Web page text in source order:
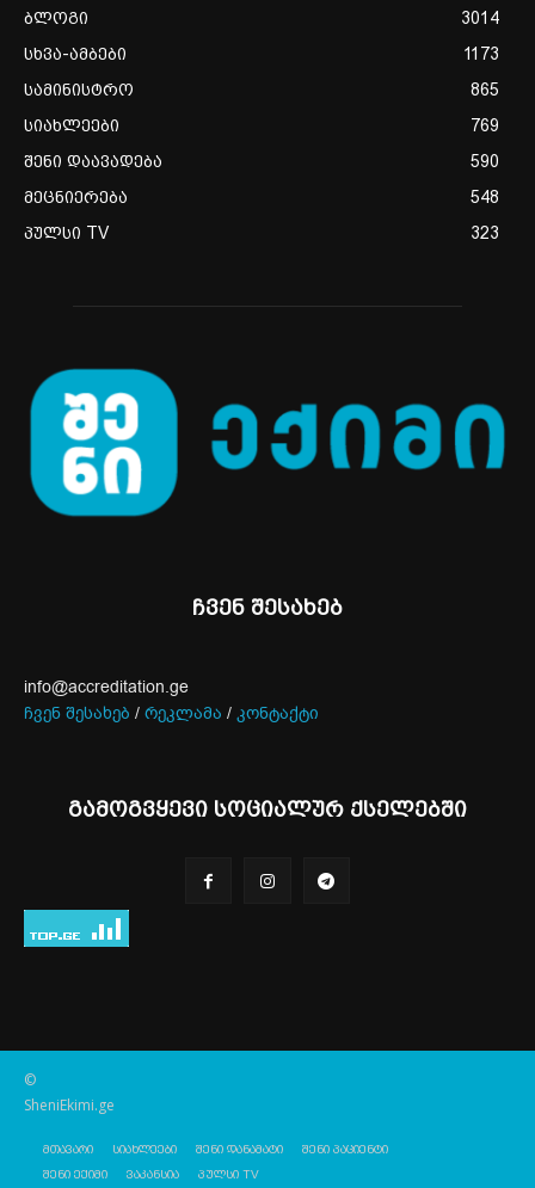
ბლოგი
3014
სხვა-ამბები
1173
სამინისტრო
865
სიახლეები
769
შენი დაავადება
590
მეცნიერება
548
პულსი TV
323
ჩვენ შესახებ
info@accreditation.ge
ჩვენ შესახებ / რეკლამა / კონტაქტი
გამოგვყევი სოციალურ ქსელებში
©
SheniEkimi.ge
მთავარი სიახლეები შენი დანამატი
შენი პაციენტი
შენი ექიმი
ვაკანსია პულსი TV